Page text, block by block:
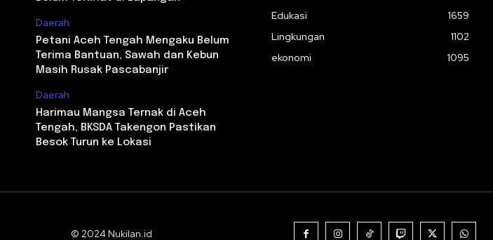
Daerah
Petani Aceh Tengah Mengaku Belum
Terima Bantuan, Sawah dan Kebun
Masih Rusak Pascabanjir
Daerah
Harimau Mangsa Ternak di Aceh
Tengah, BKSDA Takengon Pastikan
Besok Turun ke Lokasi
Edukasi
1659
Lingkungan
1102
ekonomi
1095
© 2024 Nukilan.id